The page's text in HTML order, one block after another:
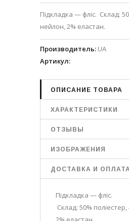
Підкладка — фліс. Склад:
нейлон, 2% еластан.
Производитель: UA
Артикул:
ОПИСАНИЕ ТОВАРА
ХАРАКТЕРИСТИКИ
ОТЗЫВЫ
ИЗОБРАЖЕНИЯ
ДОСТАВКА И
Підкладка — фліс.
Склад: 50%